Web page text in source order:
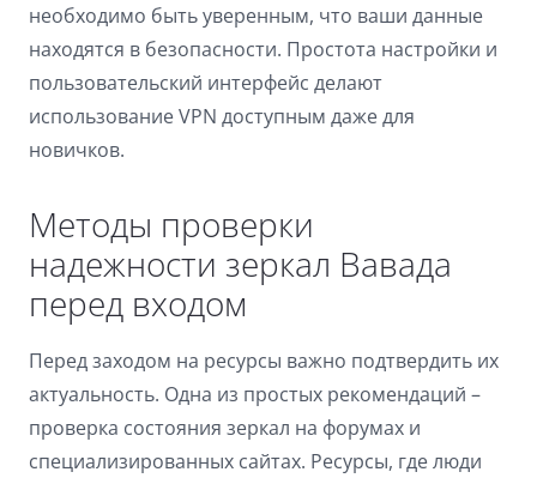
необходимо быть уверенным, что ваши данные
находятся в безопасности. Простота настройки и
пользовательский интерфейс делают
использование VPN доступным даже для
новичков.
Методы проверки
надежности зеркал Вавада
перед входом
Перед заходом на ресурсы важно подтвердить их
актуальность. Одна из простых рекомендаций –
проверка состояния зеркал на форумах и
специализированных сайтах. Ресурсы, где люди